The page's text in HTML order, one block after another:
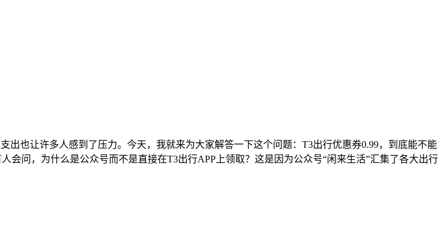
也让许多人感到了压力。今天，我就来为大家解答一下这个问题：T3出行优惠券0.99，到底能不能
会问，为什么是公众号而不是直接在T3出行APP上领取？这是因为公众号“闲来生活”汇集了各大出行